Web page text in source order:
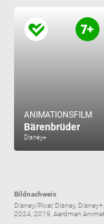
ANIMATIONSFILM
Bärenbrüder
Disney+
Bildnachweis
Disney/Pixar, Disney,
2024, 2019, Aardman